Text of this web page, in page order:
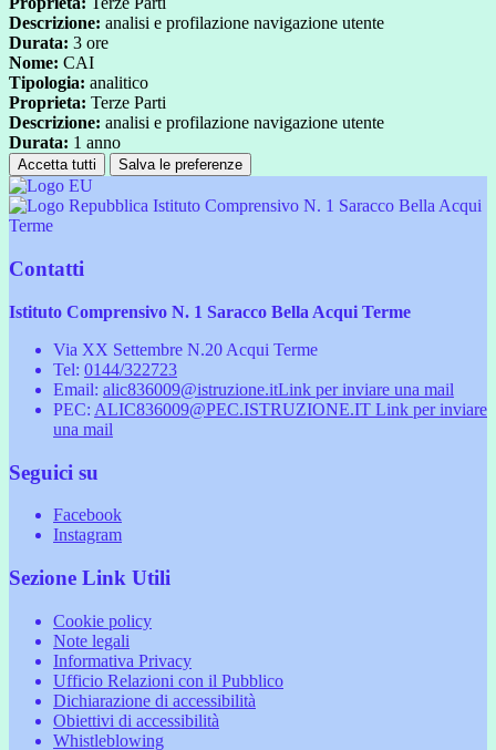
Descrizione: analisi e profilazione navigazione utente
Durata: 3 ore
Nome: CAI
Tipologia: analitico
Proprieta: Terze Parti
Descrizione: analisi e profilazione navigazione utente
Durata: 1 anno
Accetta tutti Salva le preferenze
Istituto Comprensivo N. 1 Saracco Bella Acqui
Terme
Contatti
Istituto Comprensivo N. 1 Saracco Bella Acqui Terme
Via XX Settembre N.20 Acqui Terme
Tel: 0144/322723
Email: alic836009@istruzione.itLink per inviare una mail
PEC: ALIC836009@PEC.ISTRUZIONE.IT Link per inviare
una mail
Seguici su
Facebook
Instagram
Sezione Link Utili
Cookie policy
Note legali
Informativa Privacy
Ufficio Relazioni con il Pubblico
Dichiarazione di accessibilità
Obiettivi di accessibilità
Whistleblowing